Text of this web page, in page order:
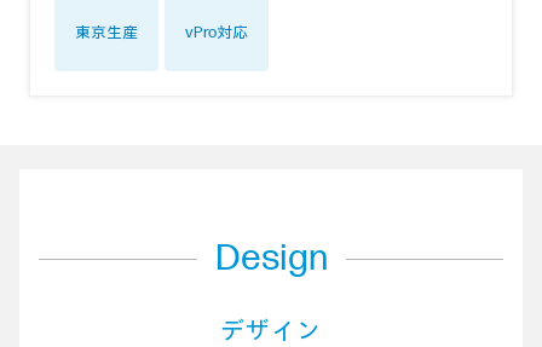
東京生産 vPro対応
Design
デザイン